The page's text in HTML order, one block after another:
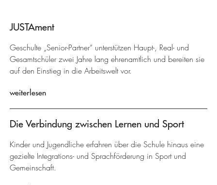
JUSTAment
Geschulte „Senior-Partner“ unterstützen Haupt-, Real- und
Gesamtschüler zwei Jahre lang ehrenamtlich und bereiten sie
auf den Einstieg in die Arbeitswelt vor.
weiterlesen
Die Verbindung zwischen Lernen und Sport
Kinder und Jugendliche erfahren über die Schule hinaus eine
gezielte Integrations- und Sprachförderung in Sport und
Gemeinschaft.